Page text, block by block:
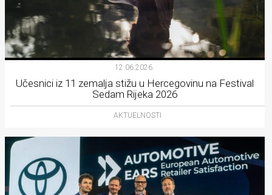
12.06.2026.
Učesnici iz 11 zemalja stižu u Hercegovinu na Festival
Sedam Rijeka 2026
AKTUELNOSTI